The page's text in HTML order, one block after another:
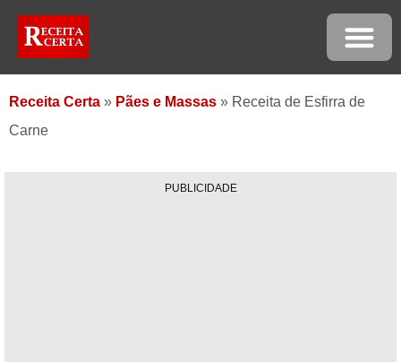
Receita Certa » Pães e Massas » Receita de Esfirra de
Carne
PUBLICIDADE